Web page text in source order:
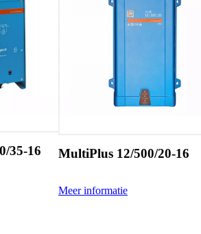
MultiPlus 12/500/20-16
Meer informatie